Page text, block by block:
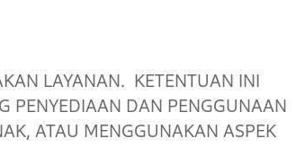
LAYANAN. KETENTUAN INI
PENYEDIAAN DAN PENGGUNAAN
ATAU MENGGUNAKAN ASPEK